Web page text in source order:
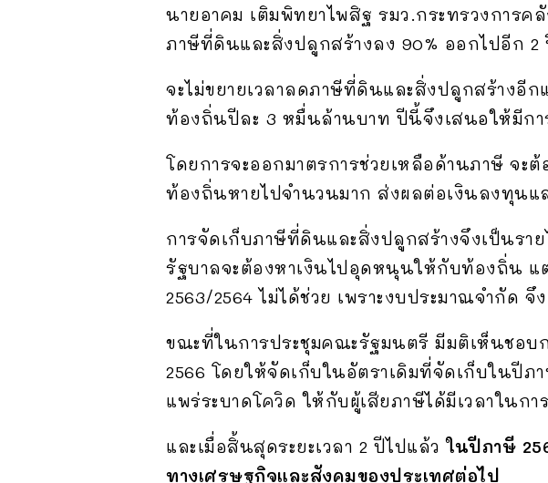
นายอาคม เติมพิทยาไพสิฐ รมว.กระทรวงการค
ภาษีที่ดินและสิ่งปลูกสร้างลง 90% ออกไปอีก 2
จะไม่ขยายเวลาลดภาษีที่ดินและสิ่งปลูกสร้างอี
ท้องถิ่นปีละ 3 หมื่นล้านบาท ปีนี้จึงเสนอให้มีกา
โดยการจะออกมาตรการช่วยเหลือด้านภาษี จะ
ท้องถิ่นหายไปจำนวนมาก ส่งผลต่อเงินลงทุนแ
การจัดเก็บภาษีที่ดินและสิ่งปลูกสร้างจึงเป็นร
รัฐบาลจะต้องหาเงินไปอุดหนุนให้กับท้องถิ่น แ
2563/2564 ไม่ได้ช่วย เพราะงบประมาณจำกัด
ขณะที่ในการประชุมคณะรัฐมนตรี มีมติเห็นชอบ
2566 โดยให้จัดเก็บในอัตราเดิมที่จัดเก็บในปีภ
แพร่ระบาดโควิด ให้กับผู้เสียภาษีได้มีเวลาในก
และเมื่อสิ้นสุดระยะเวลา 2 ปีไปแล้วในปีภาษี
ทางเศรษฐกิจและสังคมของประเทศต่อไป